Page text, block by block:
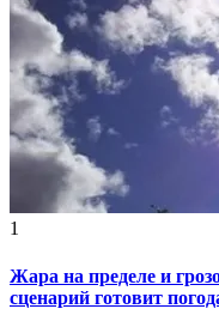
1
Жара на пределе и
сценарий готовит